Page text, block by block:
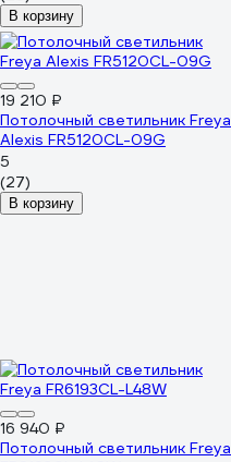
белый/дерево 51589 4
В корзину
19 210 ₽
Потолочный светильник Freya
Alexis FR5120CL-09G
5
(27)
В корзину
16 940 ₽
Потолочный светильник Freya